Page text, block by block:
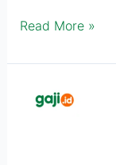
Read More »
Mengurangi
Turnover